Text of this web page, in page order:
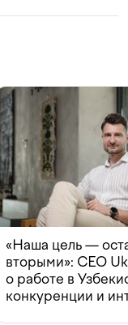
«Наша цель —
вторыми»: CEO
о работе в
конкуренции и